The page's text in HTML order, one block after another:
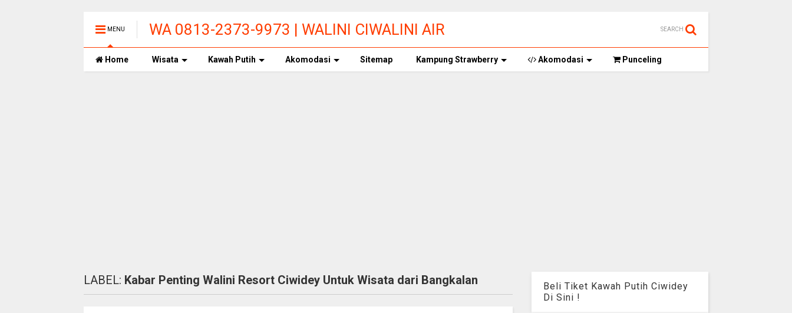
MENU
WA 0813-2373-9973 | WALINI CIWALINI AIR
PANAS ALAMI TERBERSIH CIWIDEY
BANDUNG
SEARCH
Home Wisata Kawah Putih Akomodasi Sitemap Kampung Strawberry Akomodasi Punceling
LABEL: Kabar Penting Walini Resort Ciwidey Untuk Wisata dari Bangkalan
Beli Tiket Kawah Putih Ciwidey
Di Sini !